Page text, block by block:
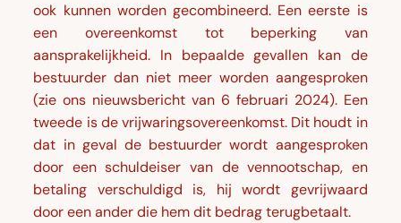
ook kunnen worden gecombineerd. Een eerste is
een overeenkomst tot beperking van
aansprakelijkheid. In bepaalde gevallen kan de
bestuurder dan niet meer worden aangesproken
(zie ons nieuwsbericht van 6 februari 2024). Een
tweede is de vrijwaringsovereenkomst. Dit houdt in
dat in geval de bestuurder wordt aangesproken
door een schuldeiser van de vennootschap, en
betaling verschuldigd is, hij wordt gevrijwaard
door een ander die hem dit bedrag terugbetaalt.